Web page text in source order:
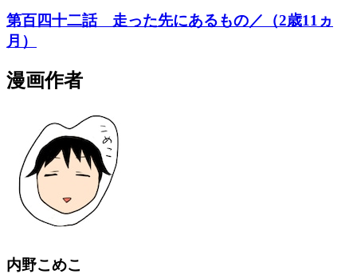
第百四十二話 走った先にあるもの／（2歳11ヵ
月）
漫画作者
内野こめこ